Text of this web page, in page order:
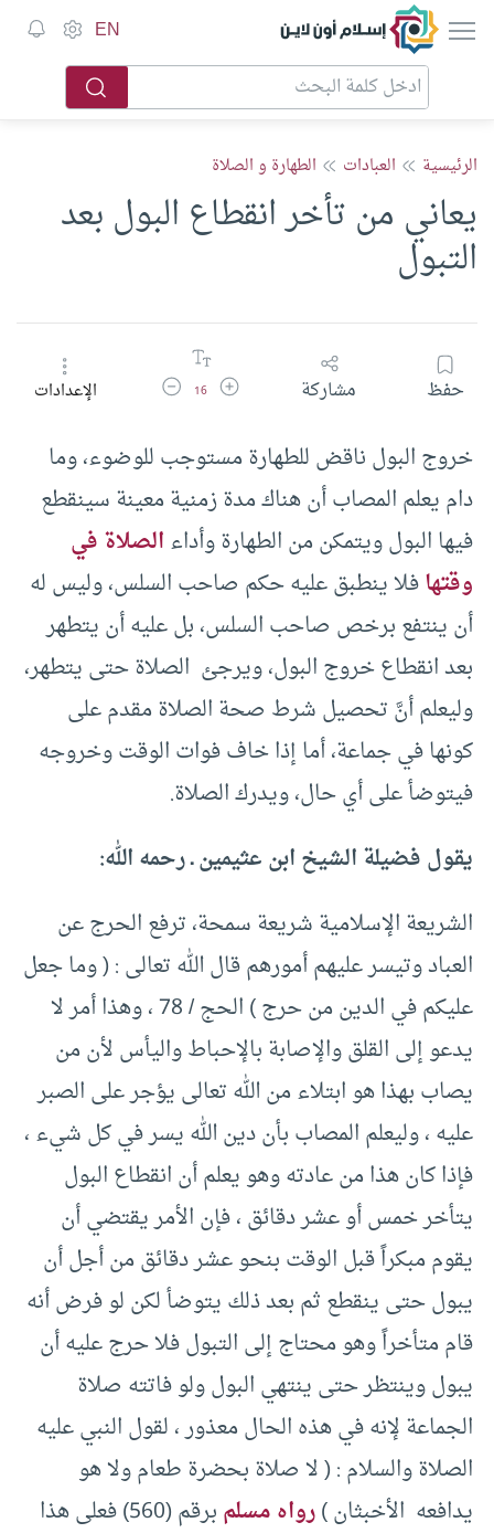
إسلام أون لاين EN
الرئيسية العبادات الطهارة و الصلاة
يعاني من تأخر انقطاع البول بعد
التبول
حفظ مشاركة زيادة حجم الخط
16 تقليل حجم الخطالإعدادات
خروج البول ناقض للطهارة مستوجب للوضوء، وما
دام يعلم المصاب أن هناك مدة زمنية معينة سينقطع
فيها البول ويتمكن من الطهارة وأداءالصلاة في
وقتهافلا ينطبق عليه حكم صاحب السلس، وليس له
أن ينتفع برخص صاحب السلس، بل عليه أن يتطهر
بعد انقطاع خروج البول، ويرجئ الصلاة حتى يتطهر،
وليعلم أنَّ تحصيل شرط صحة الصلاة مقدم على
كونها في جماعة، أما إذا خاف فوات الوقت وخروجه
فيتوضأ على أي حال، ويدرك الصلاة.
يقول فضيلة الشيخ ابن عثيمين ـ رحمه الله:
الشريعة الإسلامية شريعة سمحة، ترفع الحرج عن
العباد وتيسر عليهم أمورهم قال الله تعالى : ( وما جعل
عليكم في الدين من حرج ) الحج / 78 ، وهذا أمر لا
يدعو إلى القلق والإصابة بالإحباط واليأس لأن من
يصاب بهذا هو ابتلاء من الله تعالى يؤجر على الصبر
عليه ، وليعلم المصاب بأن دين الله يسر في كل شيء ،
فإذا كان هذا من عادته وهو يعلم أن انقطاع البول
يتأخر خمس أو عشر دقائق ، فإن الأمر يقتضي أن
يقوم مبكراً قبل الوقت بنحو عشر دقائق من أجل أن
يبول حتى ينقطع ثم بعد ذلك يتوضأ لكن لو فرض أنه
قام متأخراً وهو محتاج إلى التبول فلا حرج عليه أن
يبول وينتظر حتى ينتهي البول ولو فاتته صلاة
الجماعة لإنه في هذه الحال معذور ، لقول النبي عليه
الصلاة والسلام : ( لا صلاة بحضرة طعام ولا هو
يدافعه الأخبثان )رواه مسلم
برقم (560) فعلى هذا